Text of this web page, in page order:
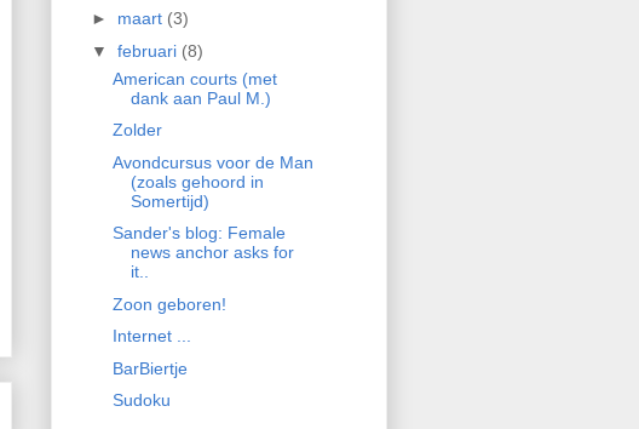
► maart (3)
▼ februari (8)
American courts (met
dank aan Paul M.)
Zolder
Avondcursus voor de Man
(zoals gehoord in
Somertijd)
Sander's blog: Female
news anchor asks for
it..
Zoon geboren!
Internet ...
BarBiertje
Sudoku